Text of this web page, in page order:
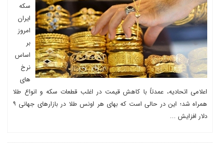
سکه
ایران
امروز
بر
اساس
نرخ
های
اعلامی اتحادیه، عمدتاً با کاهش قیمت در اغلب قطعات سکه و انواع طلا
همراه شد؛ این در حالی است که بهای هر اونس طلا در بازارهای جهانی ۹
دلار افزایش ...